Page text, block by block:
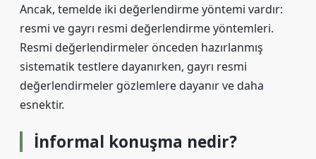
Ancak, temelde iki değerlendirme yöntemi vardır:
resmi ve gayrı resmi değerlendirme yöntemleri.
Resmi değerlendirmeler önceden hazırlanmış
sistematik testlere dayanırken, gayrı resmi
değerlendirmeler gözlemlere dayanır ve daha
esnektir.
İnformal konuşma nedir?